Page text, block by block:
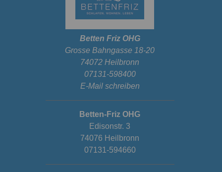
Betten Friz OHG
Grosse Bahngasse 18-20
74072 Heilbronn
07131-598400
E-Mail schreiben
Betten-Friz OHG
Edisonstr. 3
74076 Heilbronn
07131-594660